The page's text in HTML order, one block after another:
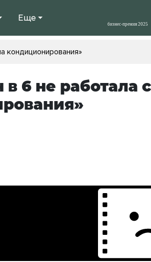
Еще
кондиционирования»
6 не работала